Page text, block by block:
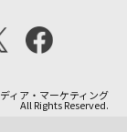
ィア・マーケティング
All Rights Reserved.